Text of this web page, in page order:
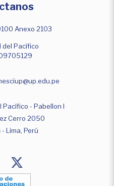
Anexo 2103
del Pacífico
Pacífico - Pabellon I
Cerro 2050
Lima, Perú